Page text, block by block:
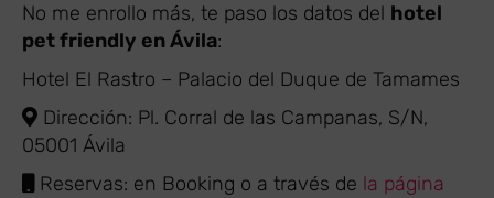
No me enrollo más, te paso los datos del hotel
pet friendly en Ávila:
Hotel El Rastro – Palacio del Duque de Tamames
Dirección: Pl. Corral de las Campanas, S/N,
05001 Ávila
Reservas: en Booking o a través de la página